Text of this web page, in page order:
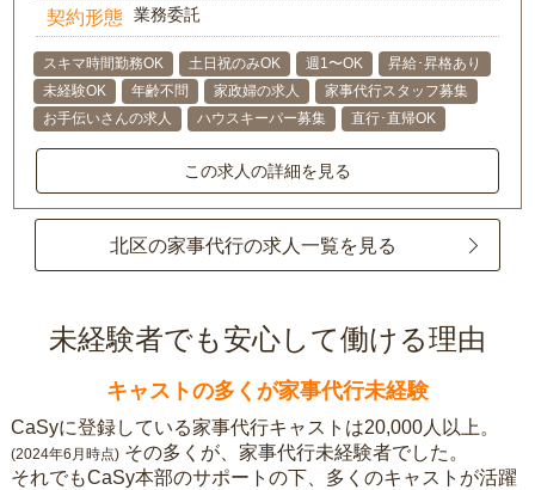
契約形態 業務委託
スキマ時間勤務OK 土日祝のみOK 週1〜OK
昇給･昇格あり
未経験OK
年齢不問 家政婦の求人
家事代行スタッフ募集
お手伝いさんの求人
ハウスキーパー募集 直行･直帰OK
この求人の詳細を見る
北区の家事代行の求人一覧を見る
未経験者でも安心して働ける理由
キャストの多くが家事代行未経験
CaSyに登録している家事代行キャストは20,000人以上。
(2024年6月時点) その多くが、家事代行未経験者でした。
それでもCaSy本部のサポートの下、多くのキャストが活躍